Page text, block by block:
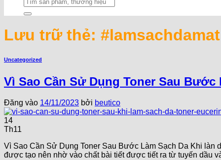
for:
Lưu trữ thẻ: #lamsachdamat
Uncategorized
Vì Sao Cần Sử Dụng Toner Sau Bước
Đăng vào 14/11/2023 bởi beutico
14
Th11
Vì Sao Cần Sử Dụng Toner Sau Bước Làm Sạch Da Khi làn
được tạo nên nhờ vào chất bài tiết được tiết ra từ tuyến dầu